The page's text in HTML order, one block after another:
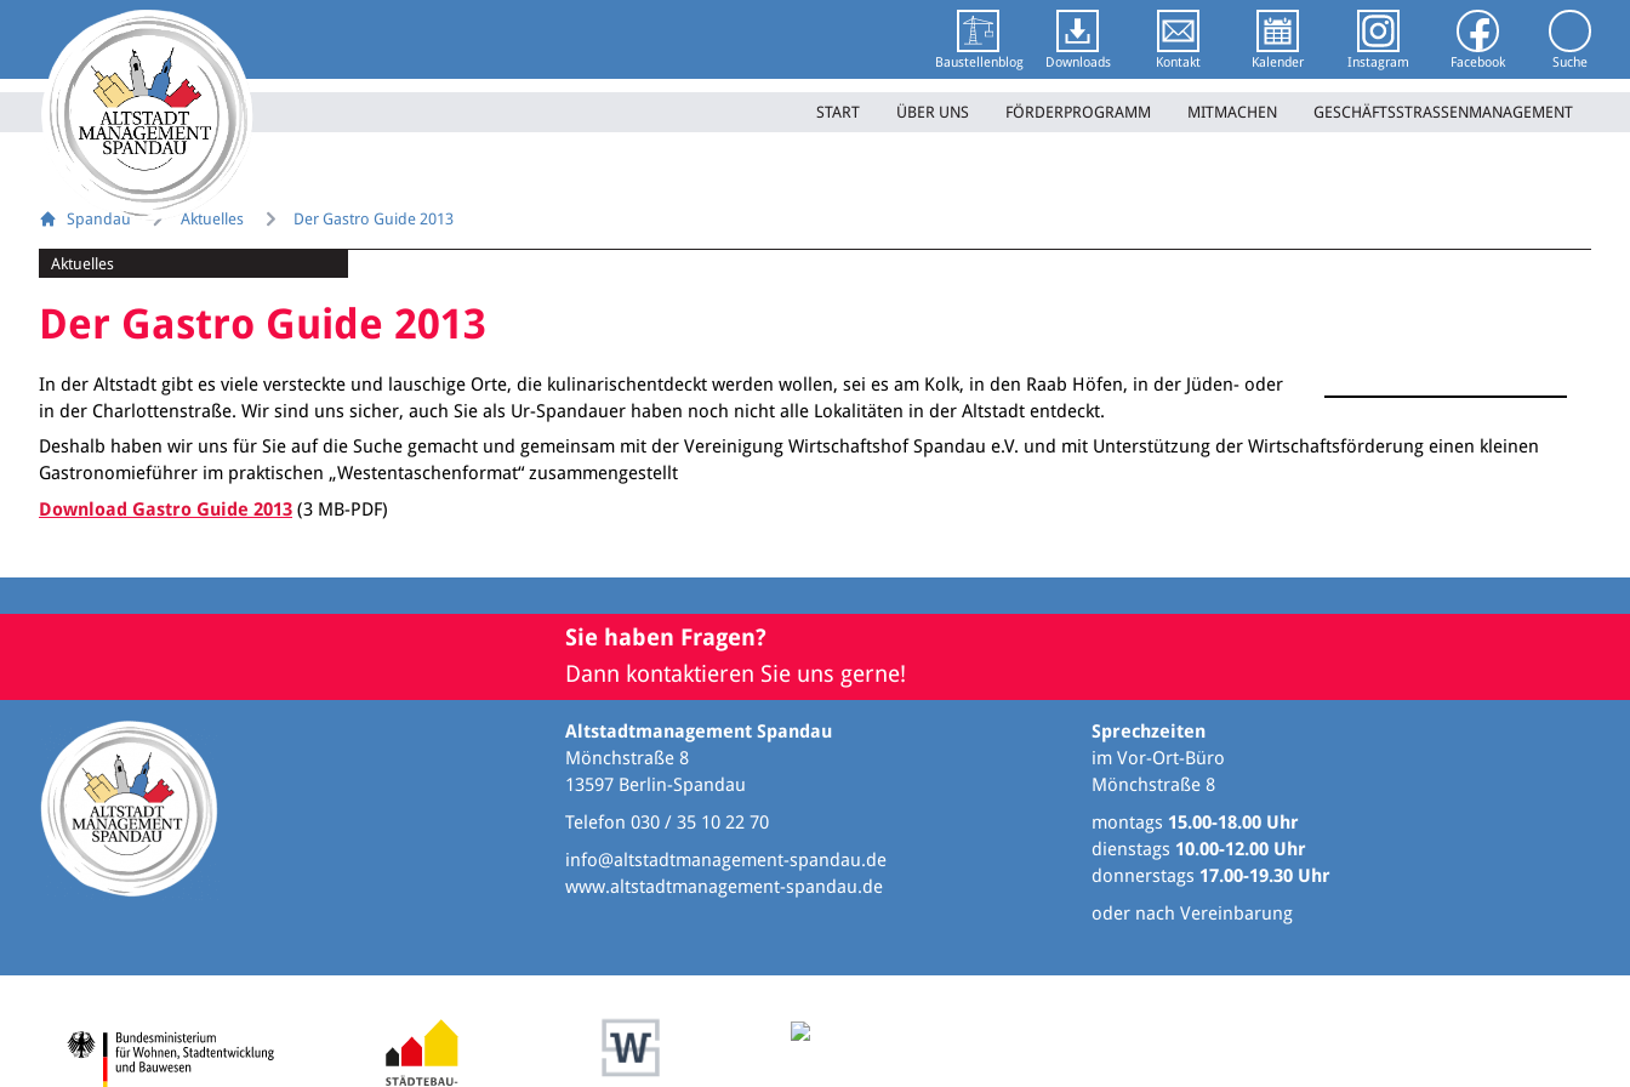
Baustellenblog Downloads Kontakt Kalender Instagram Facebook Suche
START ÜBER UNS FÖRDERPROGRAMM MITMACHEN GESCHÄFTSSTRASSENMANAGEMENT
Spandau Aktuelles Der Gastro Guide 2013
Aktuelles
Der Gastro Guide 2013
In der Altstadt gibt es viele versteckte und lauschige Orte, die kulinarischentdeckt werden wollen, sei es am Kolk, in den Raab Höfen, in der Jüden- oder
in der Charlottenstraße. Wir sind uns sicher, auch Sie als Ur-Spandauer haben noch nicht alle Lokalitäten in der Altstadt entdeckt.
Deshalb haben wir uns für Sie auf die Suche gemacht und gemeinsam mit der Vereinigung Wirtschaftshof Spandau e.V. und mit Unterstützung der Wirtschaftsförderung einen kleinen
Gastronomieführer im praktischen „Westentaschenformat“ zusammengestellt
Download Gastro Guide 2013 (3 MB-PDF)
Sie haben Fragen?
Dann kontaktieren Sie uns gerne!
Altstadtmanagement Spandau
Mönchstraße 8
13597 Berlin-Spandau
Telefon 030 / 35 10 22 70
info@altstadtmanagement-spandau.de
www.altstadtmanagement-spandau.de
Sprechzeiten
im Vor-Ort-Büro
Mönchstraße 8
montags 15.00-18.00 Uhr
dienstags 10.00-12.00 Uhr
donnerstags 17.00-19.30 Uhr
oder nach Vereinbarung